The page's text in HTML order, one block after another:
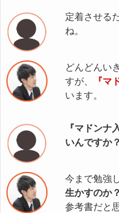
定着させる
ね。
どんどんい
すが、
『マ
います。
『マドンナ
いんですか？
今まで勉強
生かすのか
参考書だと